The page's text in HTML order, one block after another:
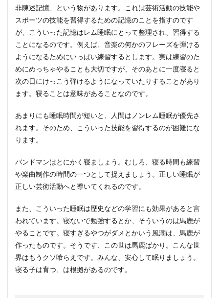
非陳述記憶、という物があります。これは芸術活動の技能や
スポーツの技能を習得するための記憶のことを指すのです
が、こういった記憶はレム睡眠にとって整理され、習得する
ことになるのです。例えば、音楽の何かのフレーズを弾ける
ようになるためにいっぱい練習するとします。実は練習のた
めにめっちゃやることも大切ですが、そのあとに一度寝ると
次の日にけっこう弾けるようになっていたりすることがあり
ます。寝ることは意味があることなのです。
あまりにも睡眠時間が短いと、人間はノンレム睡眠が優先さ
れます。そのため、こういった技能を習得するのが困難にな
ります。
バンドマンはとにかく寝ましょう。むしろ、寝る時間も練習
や楽曲制作の時間の一つとして捉えましょう。正しい睡眠が
正しい芸術活動へと導いてくれるのです。
また、こういった睡眠は歴史などの学習にも効果があると言
われています。寝ないで勉強するとか、そういうのは馬鹿が
やることです。寝すぎるやつがダメとかいう風潮は、馬鹿が
作ったものです。そうです、この世は馬鹿ばかり。こんな世
界はもうクソ喰らえです。みんな、安心して眠りましょう。
寝る子は育つ、は根拠があるのです。